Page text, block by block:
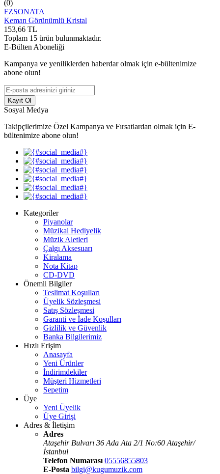
(0)
FZSONATA
Keman Görünümlü Kristal
153,66 TL
Toplam 15 ürün bulunmaktadır.
E-Bülten Aboneliği
Kampanya ve yeniliklerden haberdar olmak için e-bültenimize
abone olun!
Kayıt Ol
Sosyal Medya
Takipçilerimize Özel Kampanya ve Fırsatlardan olmak için E-
bültenimize abone olun!
Kategoriler
Piyanolar
Müzikal Hediyelik
Müzik Aletleri
Çalgı Aksesuarı
Kiralama
Nota Kitap
CD-DVD
Önemli Bilgiler
Teslimat Koşulları
Üyelik Sözleşmesi
Satış Sözleşmesi
Garanti ve İade Koşulları
Gizlilik ve Güvenlik
Banka Bilgilerimiz
Hızlı Erişim
Anasayfa
Yeni Ürünler
İndirimdekiler
Müşteri Hizmetleri
Sepetim
Üye
Yeni Üyelik
Üye Girişi
Adres & İletişim
Adres
Ataşehir Bulvarı 36 Ada Ata 2/1 No:60 Ataşehir/
İstanbul
Telefon Numarası 05556855803
E-Posta bilgi@kugumuzik.com